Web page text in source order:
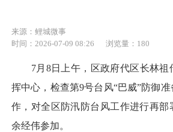
来源：鲤城微事
时间：2026-07-09 08:26
浏览量： 180
7月8日上午，区政府代区长林祖
挥中心，检查第9号台风“巴威”防御
作，对全区防汛防台风工作进行再部
余经伟参加。